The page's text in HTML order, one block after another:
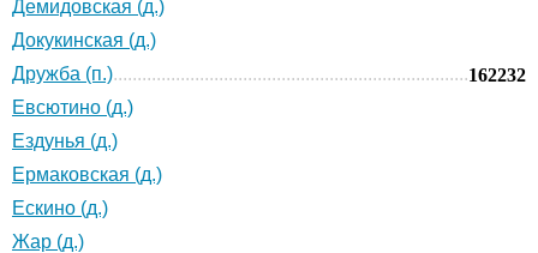
Демидовская (д.)
Докукинская (д.)
Дружба (п.)
162232
Евсютино (д.)
Ездунья (д.)
Ермаковская (д.)
Ескино (д.)
Жар (д.)